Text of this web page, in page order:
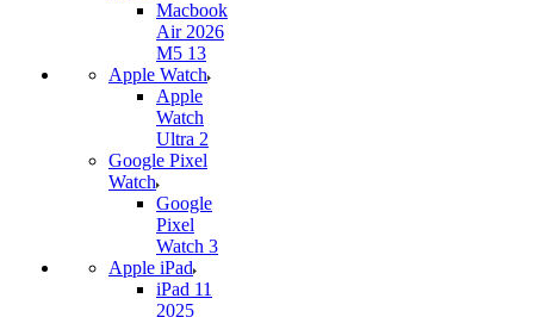
Macbook
Air 2026
M5 13
Apple Watch
Apple
Watch
Ultra 2
Google Pixel
Watch
Google
Pixel
Watch 3
Apple iPad
iPad 11
2025